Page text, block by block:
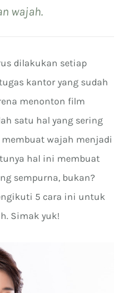
wajah.
dilakukan setiap
kantor yang sudah
menonton film
satu hal yang sering
wajah menjadi
hal ini membuat
sempurna, bukan?
5 cara ini untuk
Simak yuk!